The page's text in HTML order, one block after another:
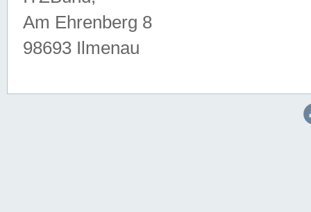
Am Ehrenberg 8
98693 Ilmenau